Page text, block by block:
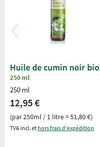
Huile de cumin noir bio
250 ml
250 ml
12,95 €
(par 250ml / 1 litre = 51,80 €)
TVA incl. et hors frais d'expédition